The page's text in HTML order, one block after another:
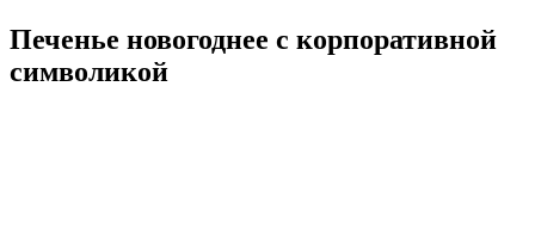
Печенье новогоднее с корпоративной
символикой